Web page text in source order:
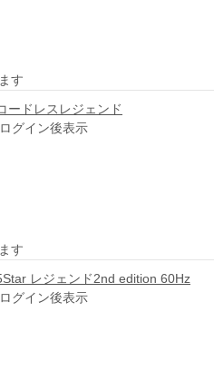
す
ードレスレジェンド
グイン後表示
す
レジェンド2nd edition 60Hz
グイン後表示